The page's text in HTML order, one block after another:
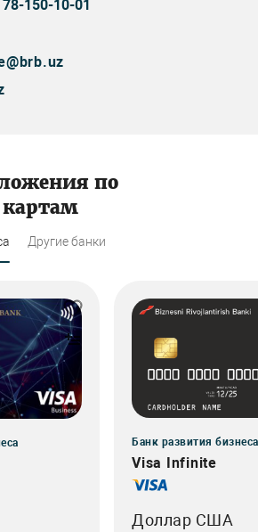
78-150-10-01
по
Другие банки
Банк развития бизнеса
Visa Infinite
Доллар США